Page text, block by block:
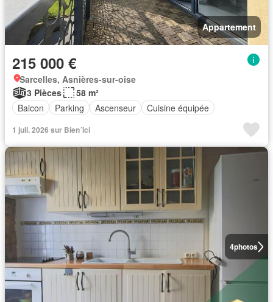
Appartement
215 000 €
Sarcelles, Asnières-sur-oise
3 Pièces
58 m²
Balcon
Parking Ascenseur Cuisine équipée
1 juil. 2026 sur Bien´ici
4photos